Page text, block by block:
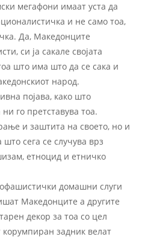
мегафони имаат уста да
и не само тоа,
Да, Македонците
си ја сакале својата
што има што да се сака и
народ.
појава, како што
го претставува тоа.
и заштита на своето, но и
сега се случува врз
етноцид и етничко
домашни слуги
Македонците а другите
декор за тоа со цел
задник велат